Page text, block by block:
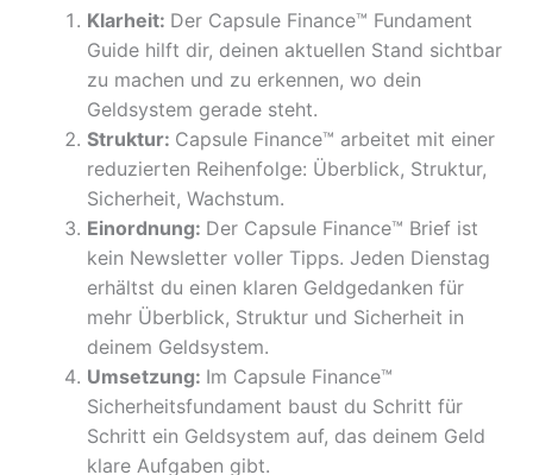
Klarheit: Der Capsule Finance™ Fundament
Guide hilft dir, deinen aktuellen Stand sichtbar
zu machen und zu erkennen, wo dein
Geldsystem gerade steht.
Struktur: Capsule Finance™ arbeitet mit einer
reduzierten Reihenfolge: Überblick, Struktur,
Sicherheit, Wachstum.
Einordnung: Der Capsule Finance™ Brief ist
kein Newsletter voller Tipps. Jeden Dienstag
erhältst du einen klaren Geldgedanken für
mehr Überblick, Struktur und Sicherheit in
deinem Geldsystem.
Umsetzung: Im Capsule Finance™
Sicherheitsfundament baust du Schritt für
Schritt ein Geldsystem auf, das deinem Geld
klare Aufgaben gibt.